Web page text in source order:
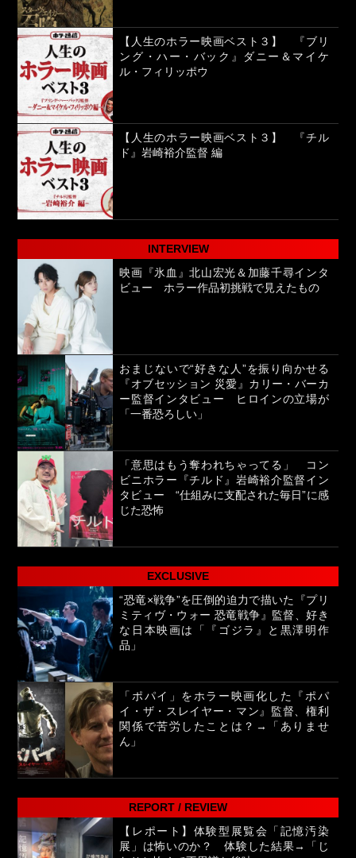
【人生のホラー映画ベスト３】 『ブリ
ング・ハー・バック』ダニー＆マイケ
ル・フィリッポウ
【人生のホラー映画ベスト３】 『チル
ド』岩崎裕介監督 編
INTERVIEW
映画『氷血』北山宏光＆加藤千尋インタ
ビュー ホラー作品初挑戦で見えたもの
おまじないで“好きな人”を振り向かせる
『オブセッション 災愛』カリー・バーカ
ー監督インタビュー ヒロインの立場が
「一番恐ろしい」
「意思はもう奪われちゃってる」 コン
ビニホラー『チルド』岩崎裕介監督イン
タビュー “仕組みに支配された毎日”に感
じた恐怖
EXCLUSIVE
“恐竜×戦争”を圧倒的迫力で描いた『プリ
ミティヴ・ウォー 恐竜戦争』監督、好き
な日本映画は「『ゴジラ』と黒澤明作
品」
「ポパイ」をホラー映画化した『ポパ
イ・ザ・スレイヤー・マン』監督、権利
関係で苦労したことは？→「ありませ
ん」
REPORT / REVIEW
【レポート】体験型展覧会「記憶汚染
展」は怖いのか？ 体験した結果→「じ